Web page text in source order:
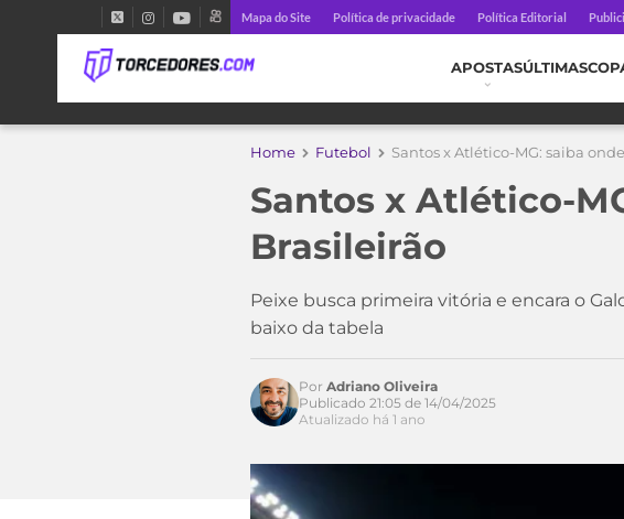
Mapa do Site Política de privacidade Política Editorial
APOSTASÚLTIMAS
Home Futebol Santos x Atlético-MG: saiba
Santos x Atlético-
Brasileirão
Peixe busca primeira vitória e encara o
baixo da tabela
Por Adriano Oliveira
Publicado 21:05 de 14/04/2025
Atualizado há 1 ano